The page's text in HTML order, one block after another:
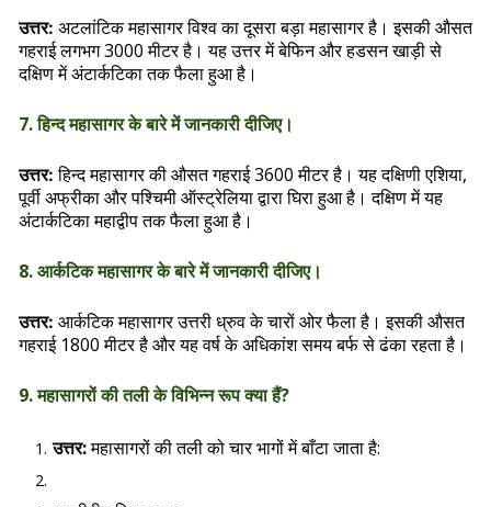
उत्तर: अटलांटिक महासागर विश्व का दूसरा बड़ा महासागर है। इसकी औसत
गहराई लगभग 3000 मीटर है। यह उत्तर में बेफिन और हडसन खाड़ी से
दक्षिण में अंटार्कटिका तक फैला हुआ है।
7. हिन्द महासागर के बारे में जानकारी दीजिए।
उत्तर:हिन्द महासागर की औसत गहराई 3600 मीटर है। यह दक्षिणी एशिया,
पूर्वी अफ्रीका और पश्चिमी ऑस्ट्रेलिया द्वारा घिरा हुआ है। दक्षिण में यह
अंटार्कटिका महाद्वीप तक फैला हुआ है।
8. आर्कटिक महासागर के बारे में जानकारी दीजिए।
उत्तर: आर्कटिक महासागर उत्तरी ध्रुव के चारों ओर फैला है। इसकी औसत
गहराई 1800 मीटर है और यह वर्ष के अधिकांश समय बर्फ से ढंका रहता है।
9. महासागरों की तली के विभिन्न रूप क्या हैं?
उत्तर:महासागरों की तली को चार भागों में बाँटा जाता है: